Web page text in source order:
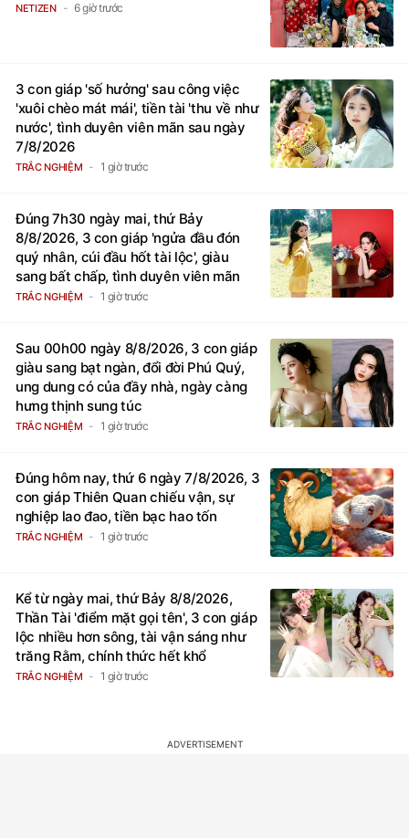
NETIZEN 6 giờ trước
3 con giáp 'số hưởng' sau công việc
'xuôi chèo mát mái', tiền tài 'thu về như
nước', tình duyên viên mãn sau ngày
7/8/2026
TRẮC NGHIỆM 1 giờ trước
Đúng 7h30 ngày mai, thứ Bảy
8/8/2026, 3 con giáp 'ngửa đầu đón
quý nhân, cúi đầu hốt tài lộc', giàu
sang bất chấp, tình duyên viên mãn
TRẮC NGHIỆM 1 giờ trước
Sau 00h00 ngày 8/8/2026, 3 con giáp
giàu sang bạt ngàn, đổi đời Phú Quý,
ung dung có của đầy nhà, ngày càng
hưng thịnh sung túc
TRẮC NGHIỆM 1 giờ trước
Đúng hôm nay, thứ 6 ngày 7/8/2026, 3
con giáp Thiên Quan chiếu vận, sự
nghiệp lao đao, tiền bạc hao tốn
TRẮC NGHIỆM 1 giờ trước
Kể từ ngày mai, thứ Bảy 8/8/2026,
Thần Tài 'điểm mặt gọi tên', 3 con giáp
lộc nhiều hơn sông, tài vận sáng như
trăng Rằm, chính thức hết khổ
TRẮC NGHIỆM 1 giờ trước